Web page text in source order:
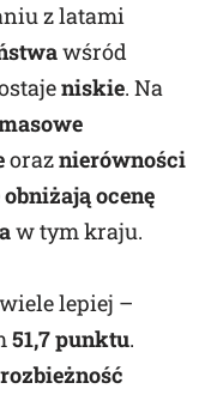
z latami
wśród
niskie. Na
oraznierówności
obniżają ocenę
w tym kraju.
lepiej –
51,7 punktu.